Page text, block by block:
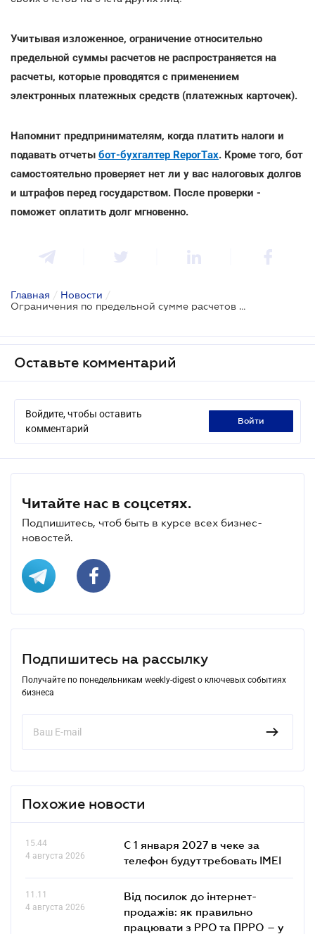
Учитывая изложенное, ограничение относительно
предельной суммы расчетов не распространяется на
расчеты, которые проводятся с применением
электронных платежных средств (платежных карточек).
Напомнит предпринимателям, когда платить налоги и
подавать отчеты бот-бухгалтер ReporTах. Кроме того, бот
самостоятельно проверяет нет ли у вас налоговых долгов
и штрафов перед государством. После проверки -
поможет оплатить долг мгновенно.
Главная / Новости /
Ограничения по предельной сумме расчетов не распространяется на расчеты платежной карточкой
Оставьте комментарий
Войдите, чтобы оставить
комментарий
войти
Читайте нас в соцсетях.
Подпишитесь, чтоб быть в курсе всех бизнес-
новостей.
Подпишитесь на рассылку
Получайте по понедельникам weekly-digest о ключевых событиях
бизнеса
Похожие новости
15.44
4 августа 2026
С 1 января 2027 в чеке за
телефон будут требовать IMEI
11.11
4 августа 2026
Від посилок до інтернет-
продажів: як правильно
працювати з РРО та ПРРО – у